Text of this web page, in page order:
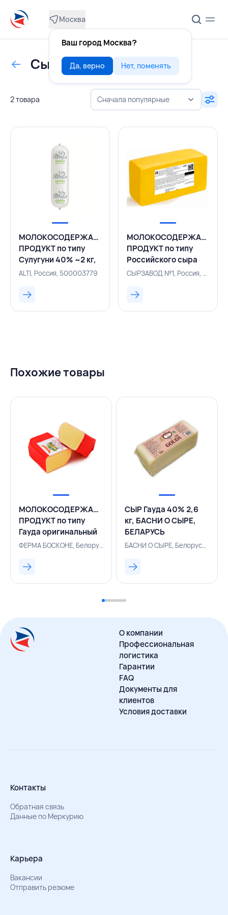
Москва
Ваш город Москва?
Да, верно Нет, поменять
Сыр с ЗМЖ прочий
2 товара Сначала популярные
МОЛОКОСОДЕРЖАЩИЙ
ПРОДУКТ по типу
Сулугуни 40% ~2 кг,
ALTI, РОССИЯ
ALTI, Россия, 500003779
МОЛОКОСОДЕРЖАЩИЙ
ПРОДУКТ по типу
Российского сыра
50% ~4 кг,
РОССИЯ
СЫРЗАВОД №1, Россия, 500005169
Похожие товары
МОЛОКОСОДЕРЖАЩИЙ
ПРОДУКТ по типу
Гауда оригинальный
50% ~4 кг брус,
БЕЛАРУСЬ
ФЕРМА БОСКОНЕ, Белоруссия, 500002935
СЫР Гауда 40% 2,6
кг, БАСНИ О СЫРЕ,
БЕЛАРУСЬ
БАСНИ О СЫРЕ, Белоруссия, 131001189
О компании
Профессиональная
логистика
Гарантии
FAQ
Документы для
клиентов
Условия доставки
Контакты
Обратная связь
Данные по Меркурию
Карьера
Вакансии
Отправить резюме